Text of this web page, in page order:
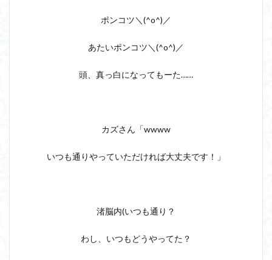
ポンコツ＼(^o^)／
あたいポンコツ＼(^o^)／
頭、真っ白になってもーた……
カズさん「wwww
いつも通りやっていただければ大丈夫です！」
渚脳内(いつも通り？
わし、いつもどうやってた？